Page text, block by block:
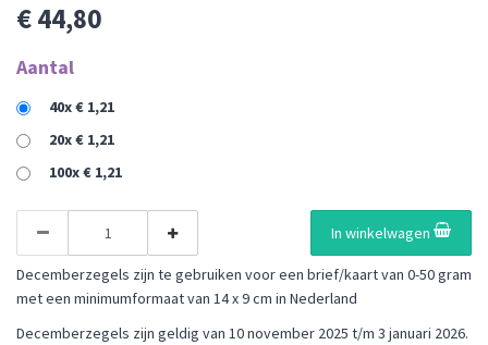
€ 44,80
Aantal
40x € 1,21
20x € 1,21
100x € 1,21
In winkelwagen
Decemberzegels zijn te gebruiken voor een brief/kaart van 0-50 gram
met een minimumformaat van 14 x 9 cm in Nederland
Decemberzegels zijn geldig van 10 november 2025 t/m 3 januari 2026.